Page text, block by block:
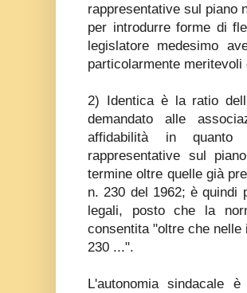
rappresentative sul piano
per introdurre forme di
legislatore medesimo
particolarmente meritevoli
2) Identica è la ratio
demandato alle
affidabilità in quanto
rappresentative sul
termine oltre quelle già
n. 230 del 1962; è quindi
legali, posto che la
consentita "oltre che
230 ...".
L'autonomia sindacale